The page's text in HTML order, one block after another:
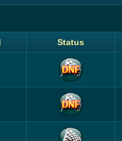
Status